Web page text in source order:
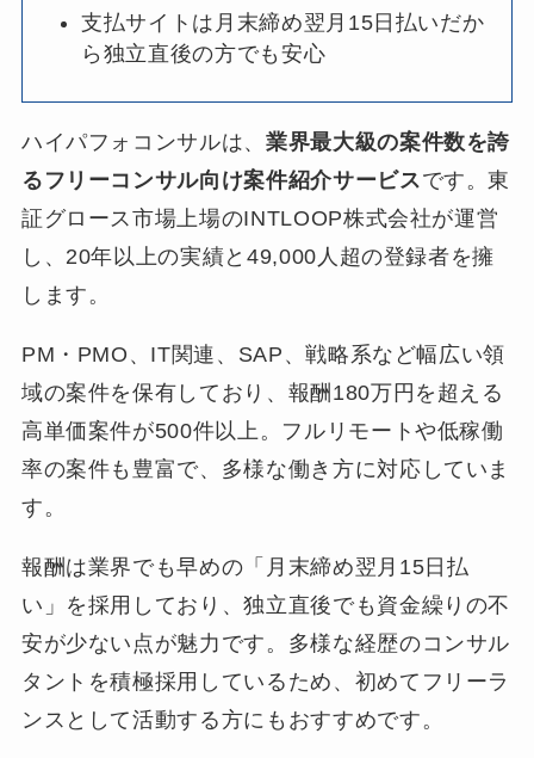
支払サイトは月末締め翌月15日払いだか
ら独立直後の方でも安心
ハイパフォコンサルは、業界最大級の案件数を誇
るフリーコンサル向け案件紹介サービスです。東
証グロース市場上場のINTLOOP株式会社が運営
し、20年以上の実績と49,000人超の登録者を擁
します。
PM・PMO、IT関連、SAP、戦略系など幅広い領
域の案件を保有しており、報酬180万円を超える
高単価案件が500件以上。フルリモートや低稼働
率の案件も豊富で、多様な働き方に対応していま
す。
報酬は業界でも早めの「月末締め翌月15日払
い」を採用しており、独立直後でも資金繰りの不
安が少ない点が魅力です。多様な経歴のコンサル
タントを積極採用しているため、初めてフリーラ
ンスとして活動する方にもおすすめです。